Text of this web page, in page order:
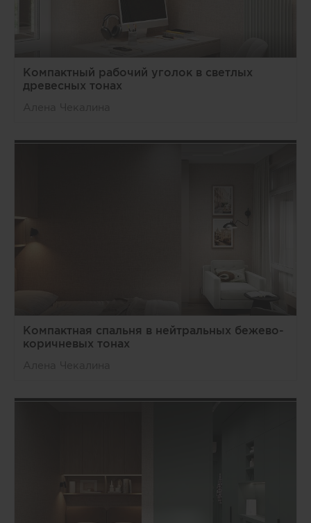
Компактный рабочий уголок в светлых
древесных тонах
Компактная спальня в нейтральных бежево-
коричневых тонах